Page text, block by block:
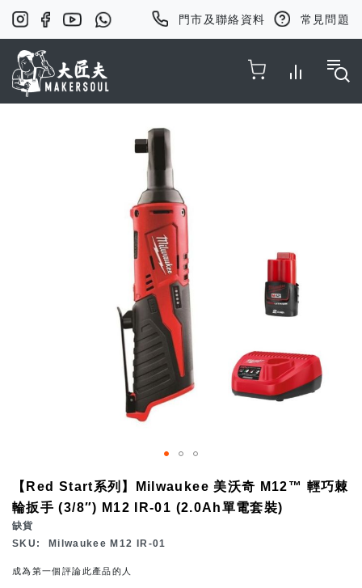
門市及聯絡資料 常見問題
【Red Start系列】Milwaukee 美沃奇 M12™ 輕巧棘
輪扳手 (3/8″) M12 IR-01 (2.0Ah單電套裝)
缺貨
SKU
Milwaukee M12 IR-01
成為第一個評論此產品的人
to
the
beginning
the